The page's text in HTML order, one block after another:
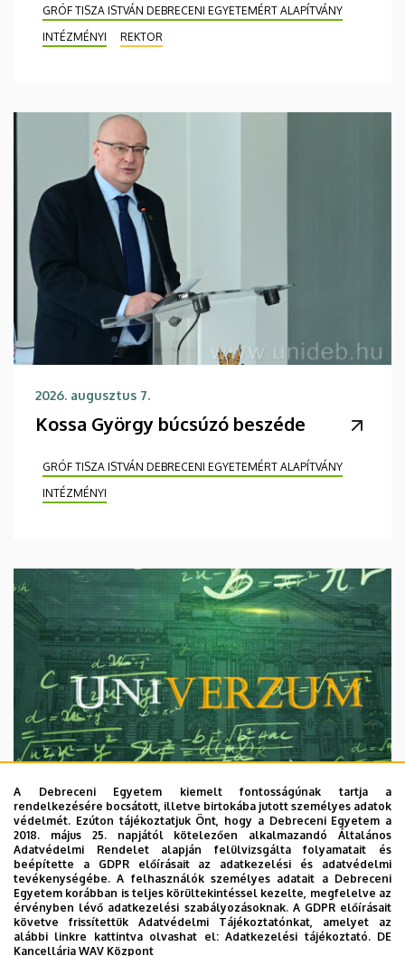
GRÓF TISZA ISTVÁN DEBRECENI EGYETEMÉRT ALAPÍTVÁNY
INTÉZMÉNYI
REKTOR
2026. augusztus 7.
Kossa György búcsúzó beszéde
GRÓF TISZA ISTVÁN DEBRECENI EGYETEMÉRT ALAPÍTVÁNY
INTÉZMÉNYI
2026. augusztus 7.
Univerzum: A Debreceni Egyetem
titkos receptjei
KUTATÁS TUDOMÁNY
A Debreceni Egyetem kiemelt fontosságúnak tartja a
rendelkezésére bocsátott, illetve birtokába jutott személyes adatok
védelmét. Ezúton tájékoztatjuk Önt, hogy a Debreceni Egyetem a
2018. május 25. napjától kötelezően alkalmazandó Általános
Adatvédelmi Rendelet alapján felülvizsgálta folyamatait és
beépítette a GDPR előírásait az adatkezelési és adatvédelmi
tevékenységébe. A felhasználók személyes adatait a Debreceni
Egyetem korábban is teljes körültekintéssel kezelte, megfelelve az
érvényben lévő adatkezelési szabályozásoknak. A GDPR előírásait
követve frissítettük Adatvédelmi Tájékoztatónkat, amelyet az
alábbi linkre kattintva olvashat el:Adatkezelési tájékoztató. DE
Kancellária WAV Központ